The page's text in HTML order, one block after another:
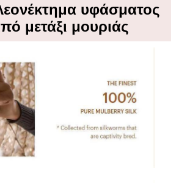
υφάσματος
μετάξι μουριάς